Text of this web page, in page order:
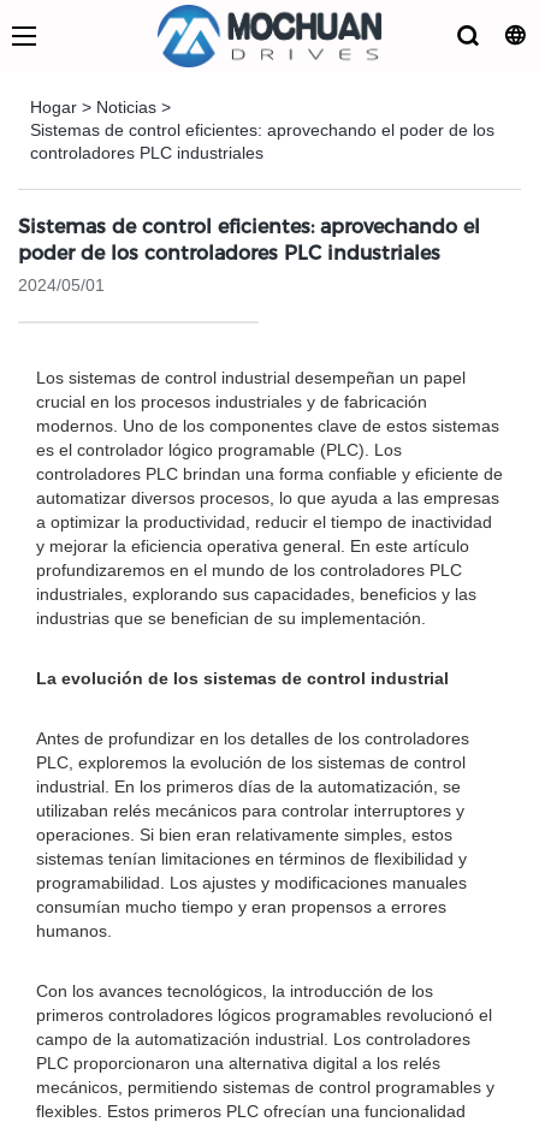
Hogar > Noticias >
Sistemas de control eficientes: aprovechando el poder de los
controladores PLC industriales
Sistemas de control eficientes: aprovechando el
poder de los controladores PLC industriales
2024/05/01
Los sistemas de control industrial desempeñan un papel
crucial en los procesos industriales y de fabricación
modernos. Uno de los componentes clave de estos sistemas
es el controlador lógico programable (PLC). Los
controladores PLC brindan una forma confiable y eficiente de
automatizar diversos procesos, lo que ayuda a las empresas
a optimizar la productividad, reducir el tiempo de inactividad
y mejorar la eficiencia operativa general. En este artículo
profundizaremos en el mundo de los controladores PLC
industriales, explorando sus capacidades, beneficios y las
industrias que se benefician de su implementación.
La evolución de los sistemas de control industrial
Antes de profundizar en los detalles de los controladores
PLC, exploremos la evolución de los sistemas de control
industrial. En los primeros días de la automatización, se
utilizaban relés mecánicos para controlar interruptores y
operaciones. Si bien eran relativamente simples, estos
sistemas tenían limitaciones en términos de flexibilidad y
programabilidad. Los ajustes y modificaciones manuales
consumían mucho tiempo y eran propensos a errores
humanos.
Con los avances tecnológicos, la introducción de los
primeros controladores lógicos programables revolucionó el
campo de la automatización industrial. Los controladores
PLC proporcionaron una alternativa digital a los relés
mecánicos, permitiendo sistemas de control programables y
flexibles. Estos primeros PLC ofrecían una funcionalidad